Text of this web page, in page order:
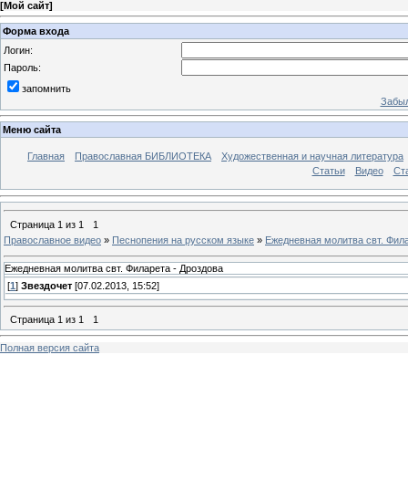
[Мой сайт]
Форма входа
Логин:
Пароль:
запомнить
Меню сайта
Главная Православная БИБЛИОТЕКА
Художественная и научная литература
Статьи
Видео
Страница 1 из 1
1
Православное видео » Песнопения на русском языке » Ежедневная молитва свт.
Ежедневная молитва свт. Филарета - Дроздова
[1 ] Звездочет [07.02.2013, 15:52]
Страница 1 из 1 1
Полная версия сайта